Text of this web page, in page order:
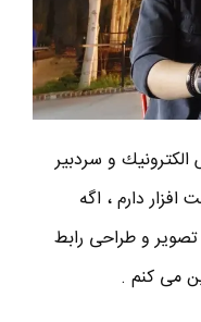
و سردبير
دارم ، اگه
و طراحی رابط
می کنم .